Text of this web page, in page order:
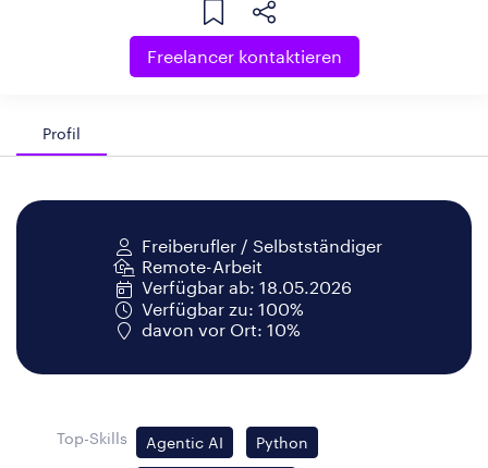
Freelancer kontaktieren
Profil
Freiberufler / Selbstständiger
Remote-Arbeit
Verfügbar ab: 18.05.2026
Verfügbar zu: 100%
davon vor Ort: 10%
Top-Skills Agentic AI Python